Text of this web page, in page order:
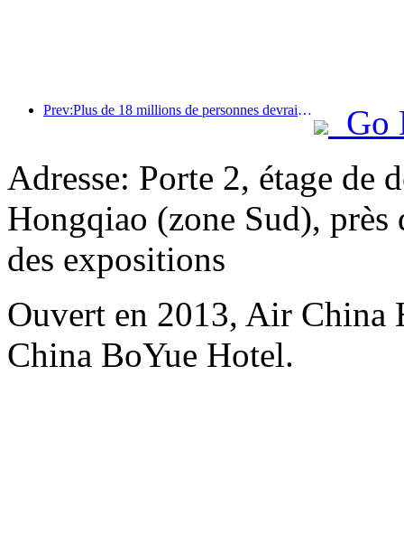
Prev:Plus de 18 millions de personnes devraient entrer et sortir du pays pendant les neuf jours de vacances du Nouvel An chinois.
Go
Adresse: Porte 2, étage de
Hongqiao (zone Sud), près
des expositions
Ouvert en 2013, Air
China BoYue Hotel.